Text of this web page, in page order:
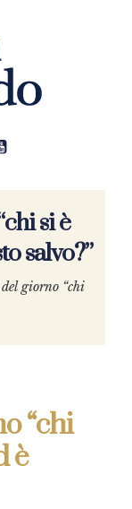
si è
salvo?”
giorno “chi
“chi
è